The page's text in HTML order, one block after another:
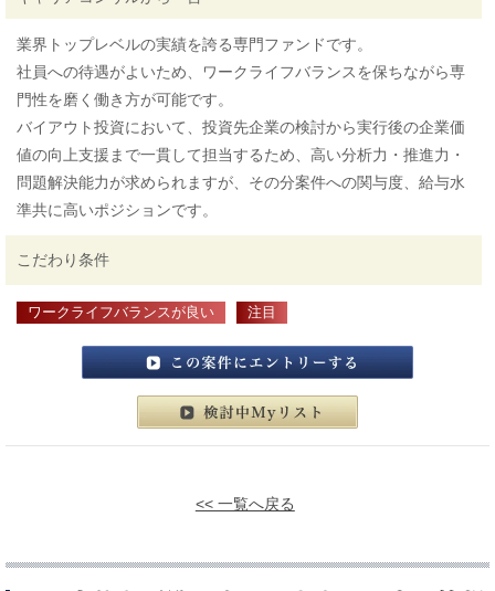
業界トップレベルの実績を誇る専門ファンドです。
社員への待遇がよいため、ワークライフバランスを保ちながら専
門性を磨く働き方が可能です。
バイアウト投資において、投資先企業の検討から実行後の企業価
値の向上支援まで一貫して担当するため、高い分析力・推進力・
問題解決能力が求められますが、その分案件への関与度、給与水
準共に高いポジションです。
こだわり条件
ワークライフバランスが良い 注目
この案件にエントリーする
検討中マイリスト
<< 一覧へ戻る